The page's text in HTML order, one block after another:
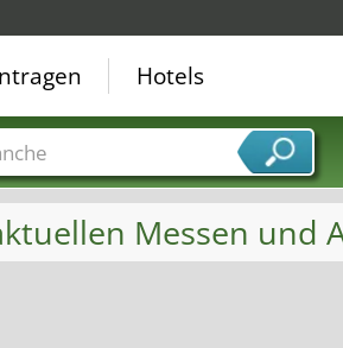
Messen und
Hotels